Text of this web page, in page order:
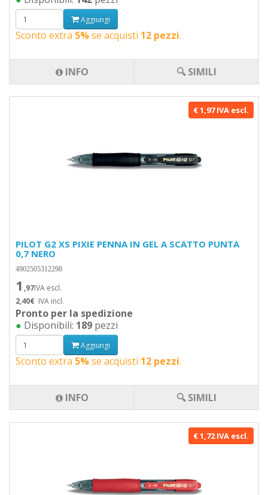
Aggiungi
Sconto extra 5%se acquisti 12 pezzi.
INFO 🔍 SIMILI
€ 1,97 IVA escl.
PILOT G2 XS PIXIE PENNA IN GEL A SCATTO PUNTA
0,7 NERO
4902505312298
1 ,97IVA escl.
2,40€ IVA incl.
Pronto per la spedizione
● Disponibili: 189 pezzi
Aggiungi
Sconto extra 5%se acquisti 12 pezzi.
INFO 🔍 SIMILI
€ 1,72 IVA escl.